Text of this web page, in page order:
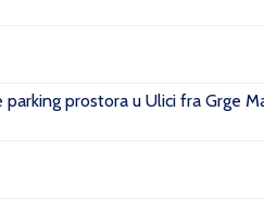
prostora u Ulici fra Grge